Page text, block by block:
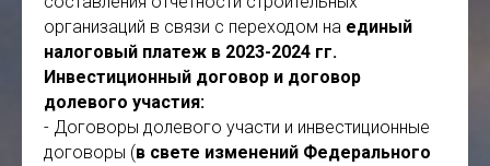
новым ФСБУ вести счет 08;
-Как применять ПБУ 2/2008, чтобы увеличить
прибыль;
- Взаиморасчеты с подрядной организацией,
если она заключила договор долевого участия с
застройщиком;
организаций в связи с переходом на единый
налоговый платеж в 2023-2024 гг.
Инвестиционный договор и договор
долевого участия:
- Договоры долевого участи и инвестиционные
договоры (в свете изменений Федерального